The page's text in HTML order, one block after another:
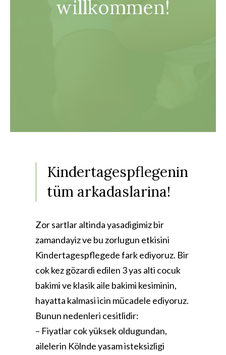
willkommen!
Kindertagespflegenin
tüm arkadaslarina!
Zor sartlar altinda yasadigimiz bir
zamandayiz ve bu zorlugun etkisini
Kindertagespflegede fark ediyoruz. Bir
cok kez gözardi edilen 3 yas alti cocuk
bakimi ve klasik aile bakimi kesiminin,
hayatta kalmasi icin mücadele ediyoruz.
Bunun nedenleri cesitlidir:
– Fiyatlar cok yüksek oldugundan,
ailelerin Kölnde yasam isteksizligi